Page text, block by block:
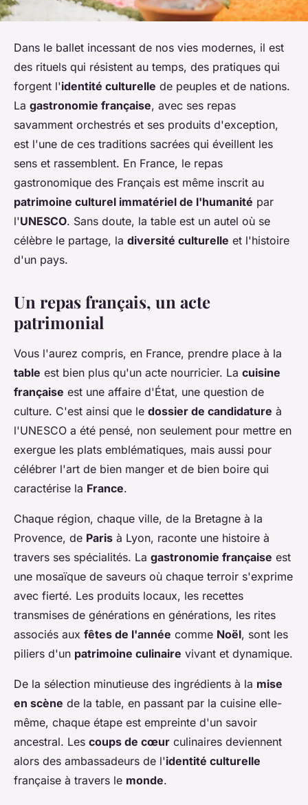
Dans le ballet incessant de nos vies modernes, il est
des rituels qui résistent au temps, des pratiques qui
forgent l'identité culturelle de peuples et de nations.
La gastronomie française, avec ses repas
savamment orchestrés et ses produits d'exception,
est l'une de ces traditions sacrées qui éveillent les
sens et rassemblent. En France, le repas
gastronomique des Français est même inscrit au
patrimoine culturel immatériel de l'humanité par
l'UNESCO. Sans doute, la table est un autel où se
célèbre le partage, la diversité culturelle et l'histoire
d'un pays.
Un repas français, un acte
patrimonial
Vous l'aurez compris, en France, prendre place à la
table est bien plus qu'un acte nourricier. La cuisine
française est une affaire d'État, une question de
culture. C'est ainsi que le dossier de candidature à
l'UNESCO a été pensé, non seulement pour mettre en
exergue les plats emblématiques, mais aussi pour
célébrer l'art de bien manger et de bien boire qui
caractérise la France.
Chaque région, chaque ville, de la Bretagne à la
Provence, de Paris à Lyon, raconte une histoire à
travers ses spécialités. La gastronomie française est
une mosaïque de saveurs où chaque terroir s'exprime
avec fierté. Les produits locaux, les recettes
transmises de générations en générations, les rites
associés aux fêtes de l'année comme Noël, sont les
piliers d'un patrimoine culinaire vivant et dynamique.
De la sélection minutieuse des ingrédients à la mise
en scène de la table, en passant par la cuisine elle-
même, chaque étape est empreinte d'un savoir
ancestral. Les coups de cœur culinaires deviennent
alors des ambassadeurs de l'identité culturelle
française à travers le monde.